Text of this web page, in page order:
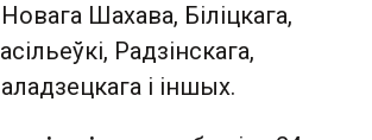
Шахава, Біліцкага,
Радзінскага,
і іншых.